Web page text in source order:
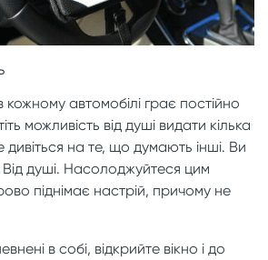
автомобілі грає постійно
можливість від душі видати кілька
дивіться на те, що думають інші. Ви
Від душі. Насолоджуйтеся цим
піднімає настрій, причому не
в собі, відкрийте вікно і до